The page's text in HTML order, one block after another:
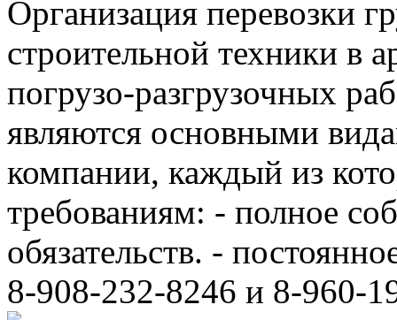
Организация перевозки
строительной техники в
погрузо-разгрузочных
являются основными
компании, каждый из
требованиям: - полное
обязательств. -
8-908-232-8246 и 8-960-